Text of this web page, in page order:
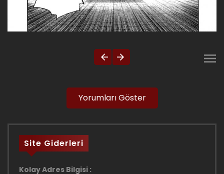
Yorumları Göster
Site Giderleri
Kolay Adres Bilgisi :